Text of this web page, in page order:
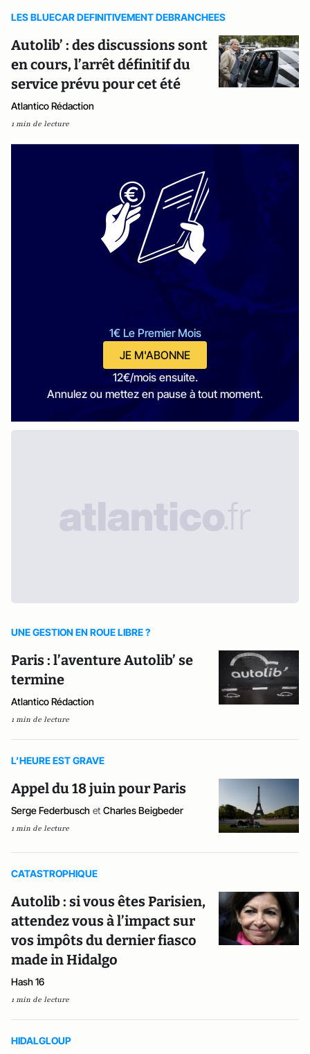
LES BLUECAR DEFINITIVEMENT DEBRANCHEES
Autolib’ : des discussions sont
en cours, l’arrêt définitif du
service prévu pour cet été
Atlantico Rédaction
1 min de lecture
1€ Le Premier Mois
JE M'ABONNE
12€/mois ensuite.
Annulez ou mettez en pause à tout moment.
UNE GESTION EN ROUE LIBRE ?
Paris : l’aventure Autolib’ se
termine
Atlantico Rédaction
1 min de lecture
L’HEURE EST GRAVE
Appel du 18 juin pour Paris
Serge Federbusch et Charles Beigbeder
1 min de lecture
CATASTROPHIQUE
Autolib : si vous êtes Parisien,
attendez vous à l’impact sur
vos impôts du dernier fiasco
made in Hidalgo
Hash 16
1 min de lecture
HIDALGLOUP